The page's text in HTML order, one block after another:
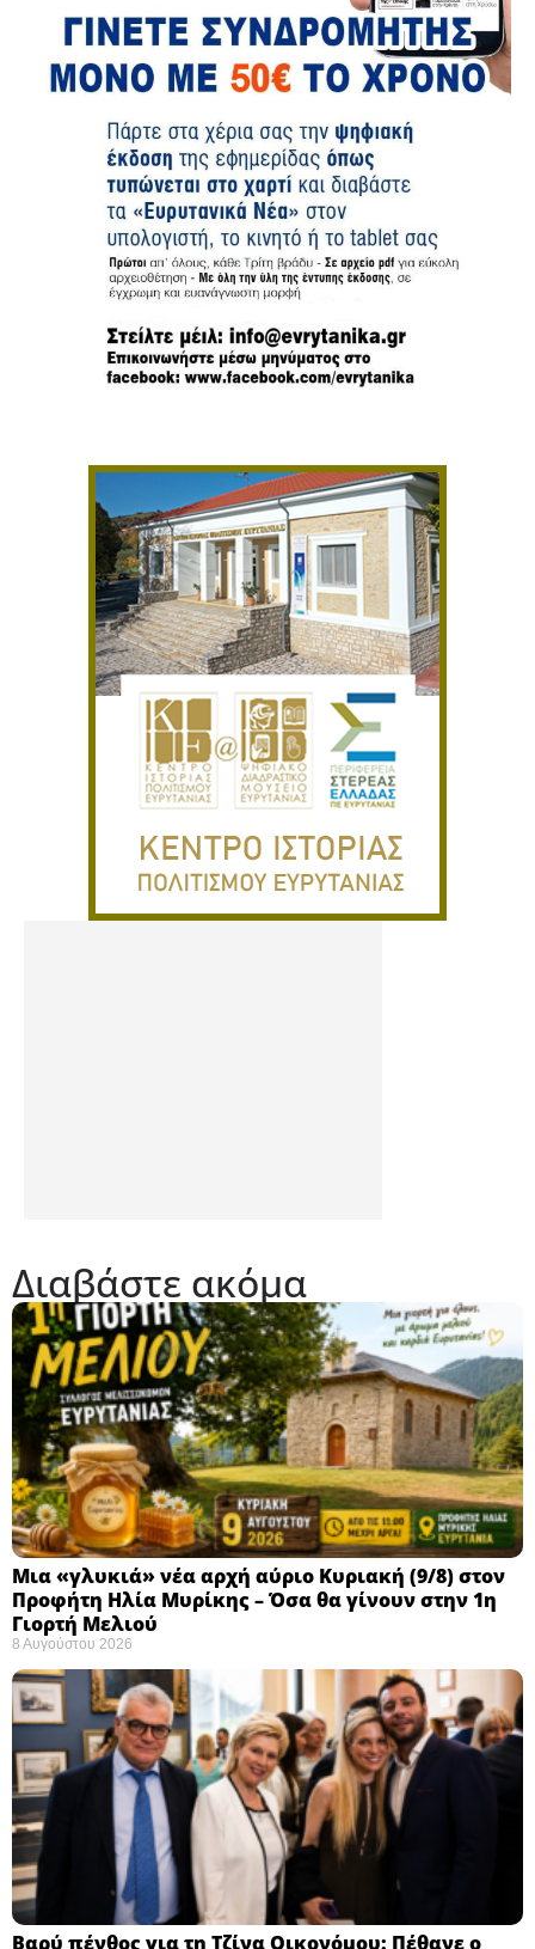
Διαβάστε ακόμα
Μια «γλυκιά» νέα αρχή αύριο Κυριακή (9/8) στον
Προφήτη Ηλία Μυρίκης – Όσα θα γίνουν στην 1η
Γιορτή Μελιού
8 Αυγούστου 2026
Βαρύ πένθος για τη Τζίνα Οικονόμου: Πέθανε ο